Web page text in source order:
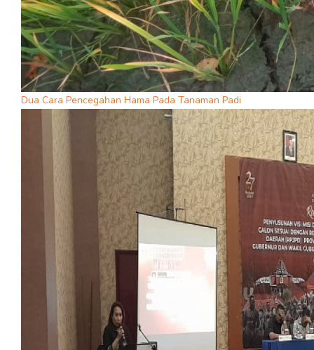
Dua Cara Pencegahan Hama Pada Tanaman Padi